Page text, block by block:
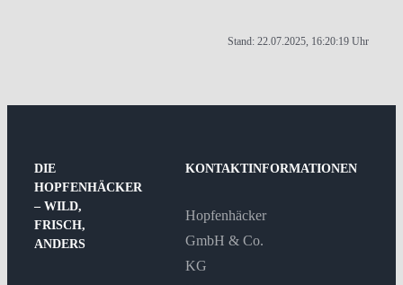
Stand: 22.07.2025, 16:20:19 Uhr
DIE
HOPFENHÄCKER
– WILD,
FRISCH,
ANDERS
KONTAKTINFORMATIONEN
Hopfenhäcker
GmbH & Co.
KG